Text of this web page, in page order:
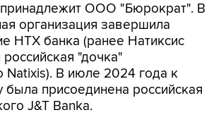
принадлежит ООО "Бюрократ". В
организация завершила
НТХ банка (ранее Натиксис
"дочка"
Natixis). В июле 2024 года к
была присоединена российская
J&T Banka.